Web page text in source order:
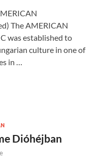
The AMERICAN
was established to
culture in one of
in …
Dióhéjban